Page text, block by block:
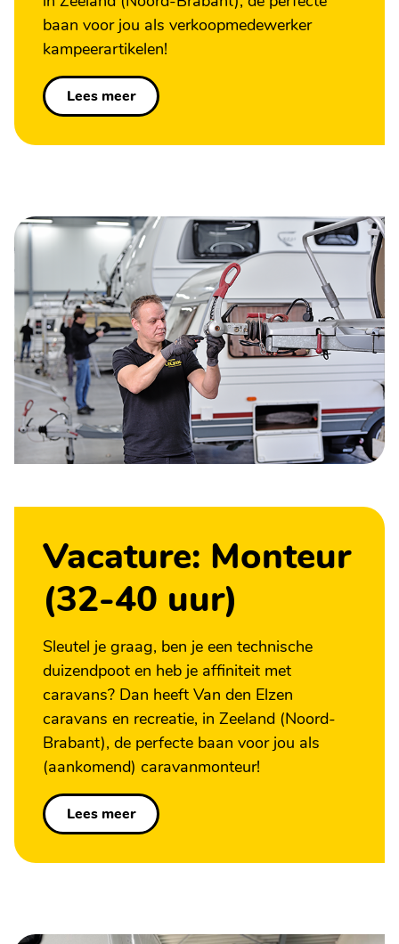
baan voor jou als verkoopmedewerker
kampeerartikelen!
Lees meer
Vacature: Monteur
(32-40 uur)
Sleutel je graag, ben je een technische
duizendpoot en heb je affiniteit met
caravans? Dan heeft Van den Elzen
caravans en recreatie, in Zeeland (Noord-
Brabant), de perfecte baan voor jou als
(aankomend) caravanmonteur!
Lees meer